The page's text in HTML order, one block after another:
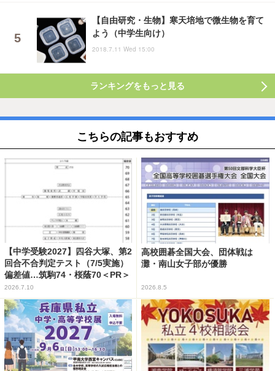
【自由研究・生物】寒天培地で微生物を育て
よう（中学生向け）
2018.7.11 Wed 15:00
ランキングをもっと見る
こちらの記事もおすすめ
【中学受験2027】四谷大塚、第2
回合不合判定テスト（7/5実施）
偏差値…筑駒74・桜蔭70＜PR＞
2026.7.10
高校囲碁全国大会、団体戦は
灘・南山女子部が優勝
2026.8.5